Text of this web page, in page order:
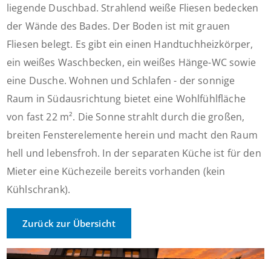
liegende Duschbad. Strahlend weiße Fliesen bedecken
der Wände des Bades. Der Boden ist mit grauen
Fliesen belegt. Es gibt ein einen Handtuchheizkörper,
ein weißes Waschbecken, ein weißes Hänge-WC sowie
eine Dusche. Wohnen und Schlafen - der sonnige
Raum in Südausrichtung bietet eine Wohlfühlfläche
von fast 22 m². Die Sonne strahlt durch die großen,
breiten Fensterelemente herein und macht den Raum
hell und lebensfroh. In der separaten Küche ist für den
Mieter eine Küchezeile bereits vorhanden (kein
Kühlschrank).
Zurück zur Übersicht